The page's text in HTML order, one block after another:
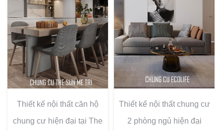
Thiết kế nội thất căn hộ
chung cư hiện đại tại The
Thiết kế nội thất chung cư
2 phòng ngủ hiện đại